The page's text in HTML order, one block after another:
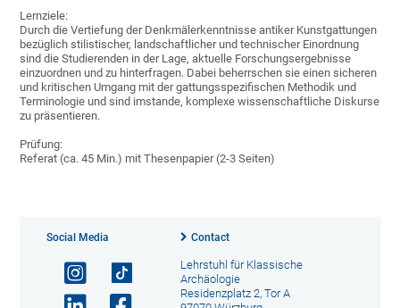
Lernziele:
Durch die Vertiefung der Denkmälerkenntnisse antiker Kunstgattungen
bezüglich stilistischer, landschaftlicher und technischer Einordnung
sind die Studierenden in der Lage, aktuelle Forschungsergebnisse
einzuordnen und zu hinterfragen. Dabei beherrschen sie einen sicheren
und kritischen Umgang mit der gattungsspezifischen Methodik und
Terminologie und sind imstande, komplexe wissenschaftliche Diskurse
zu präsentieren.
Prüfung:
Referat (ca. 45 Min.) mit Thesenpapier (2-3 Seiten)
Social Media Contact
Lehrstuhl für Klassische
Archäologie
Residenzplatz 2, Tor A